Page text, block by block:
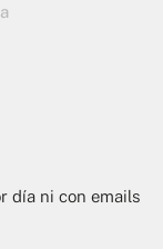
día ni con emails